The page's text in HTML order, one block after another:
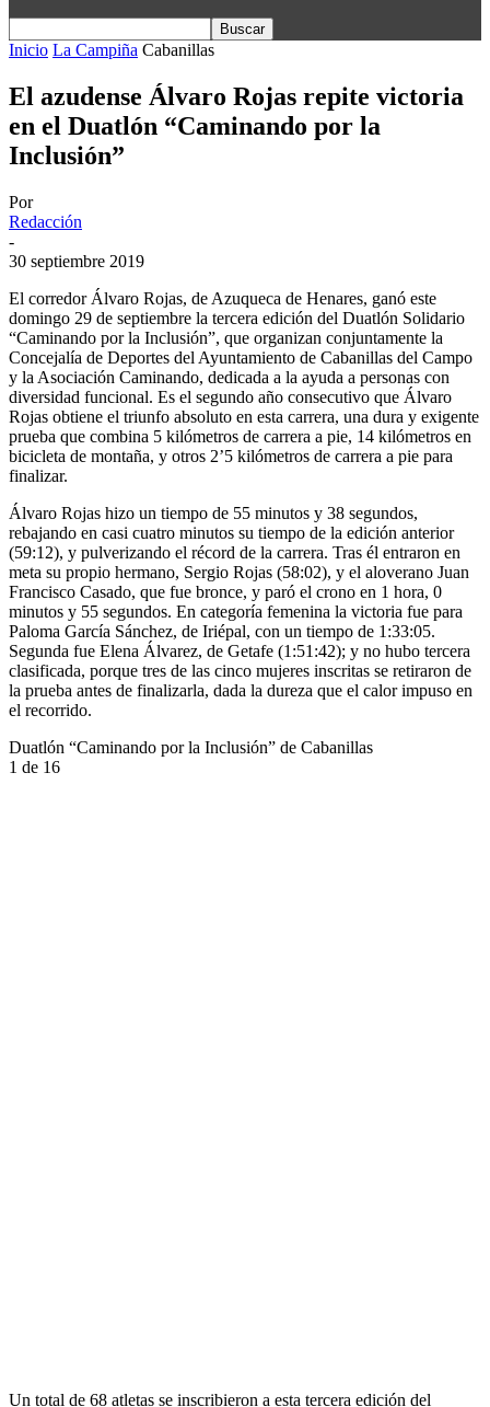
Inicio La Campiña Cabanillas
El azudense Álvaro Rojas repite victoria
en el Duatlón “Caminando por la
Inclusión”
Por
Redacción
-
30 septiembre 2019
El corredor Álvaro Rojas, de Azuqueca de Henares, ganó este
domingo 29 de septiembre la tercera edición del Duatlón Solidario
“Caminando por la Inclusión”, que organizan conjuntamente la
Concejalía de Deportes del Ayuntamiento de Cabanillas del Campo
y la Asociación Caminando, dedicada a la ayuda a personas con
diversidad funcional. Es el segundo año consecutivo que Álvaro
Rojas obtiene el triunfo absoluto en esta carrera, una dura y exigente
prueba que combina 5 kilómetros de carrera a pie, 14 kilómetros en
bicicleta de montaña, y otros 2’5 kilómetros de carrera a pie para
finalizar.
Álvaro Rojas hizo un tiempo de 55 minutos y 38 segundos,
rebajando en casi cuatro minutos su tiempo de la edición anterior
(59:12), y pulverizando el récord de la carrera. Tras él entraron en
meta su propio hermano, Sergio Rojas (58:02), y el aloverano Juan
Francisco Casado, que fue bronce, y paró el crono en 1 hora, 0
minutos y 55 segundos. En categoría femenina la victoria fue para
Paloma García Sánchez, de Iriépal, con un tiempo de 1:33:05.
Segunda fue Elena Álvarez, de Getafe (1:51:42); y no hubo tercera
clasificada, porque tres de las cinco mujeres inscritas se retiraron de
la prueba antes de finalizarla, dada la dureza que el calor impuso en
el recorrido.
Duatlón “Caminando por la Inclusión” de Cabanillas
1 de 16
Un total de 68 atletas se inscribieron a esta tercera edición del